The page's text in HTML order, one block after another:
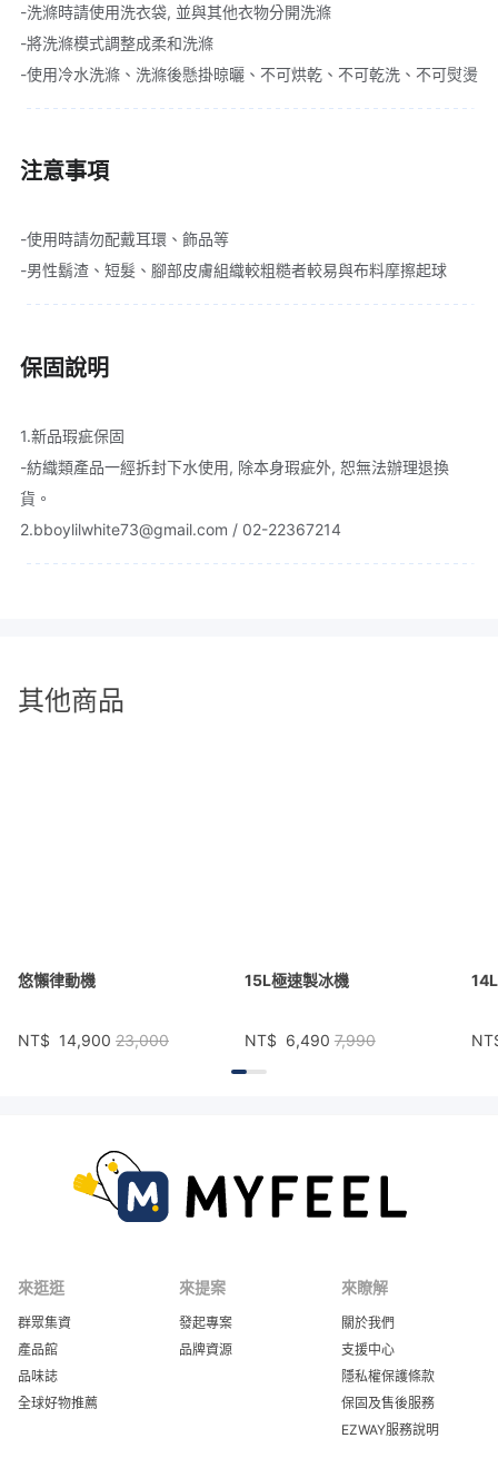
-洗滌時請使用洗衣袋, 並與其他衣物分開洗滌
-將洗滌模式調整成柔和洗滌
-使用冷水洗滌、洗滌後懸掛晾曬、不可烘乾、不可乾洗、不可熨燙
注意事項
-使用時請勿配戴耳環、飾品等
-男性鬍渣、短髮、腳部皮膚組織較粗糙者較易與布料摩擦起球
保固說明
1.新品瑕疵保固
-紡織類產品一經拆封下水使用, 除本身瑕疵外, 恕無法辦理退換
貨。
2.bboylilwhite73@gmail.com / 02-22367214
其他商品
悠懶律動機
NT$ 14,900 23,000
15L極速製冰機
NT$ 6,490 7,990
來逛逛
群眾集資
產品館
品味誌
全球好物推薦
來提案
發起專案
品牌資源
來瞭解
關於我們
支援中心
隱私權保護條款
保固及售後服務
EZWAY服務說明